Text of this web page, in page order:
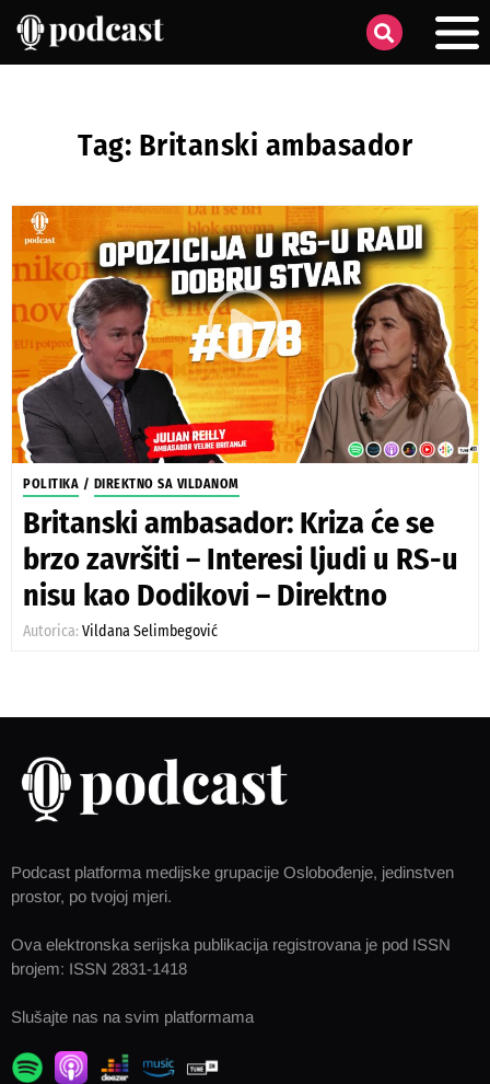
Tag: Britanski ambasador
POLITIKA / DIREKTNO SA VILDANOM
Britanski ambasador: Kriza će se
brzo završiti – Interesi ljudi u RS-u
nisu kao Dodikovi – Direktno
Autorica: Vildana Selimbegović
Podcast platforma medijske grupacije Oslobođenje, jedinstven
prostor, po tvojoj mjeri.
Ova elektronska serijska publikacija registrovana je pod ISSN
brojem: ISSN 2831-1418
Slušajte nas na svim platformama